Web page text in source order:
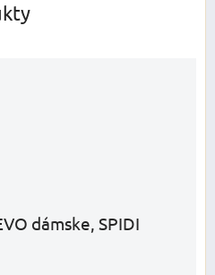
dámske, SPIDI